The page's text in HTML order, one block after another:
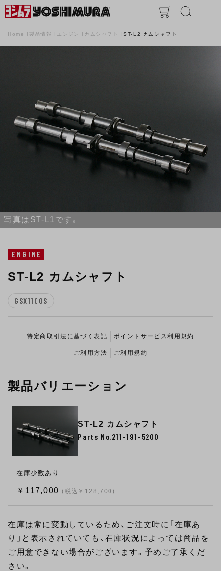
Home 製品情報 エンジン カムシャフト ST-L2 カムシャフト
写真はST-L1です。
ENGINE
ST-L2 カムシャフト
GSX1100S
特定商取引法に基づく表記 ポイントサービス利用規約
ご利用方法 ご利用規約
製品バリエーション
ST-L2 カムシャフト
Parts No.211-191-5200
在庫少数あり
￥117,000 (税込￥128,700)
在庫は常に変動しているため、ご注文時に「在庫あ
り」と表示されていても、在庫状況によっては商品を
ご用意できない場合がございます。予めご了承くだ
さい。